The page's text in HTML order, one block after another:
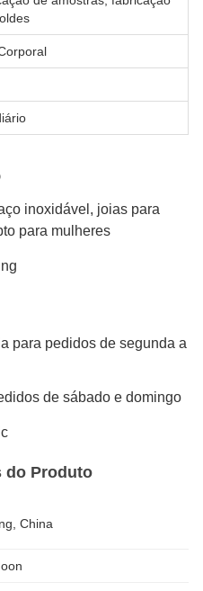
inoxidável, joias para
para mulheres
para pedidos de segunda a
de sábado e domingo
do Produto
China